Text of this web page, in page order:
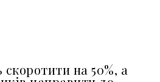
на 50%, а